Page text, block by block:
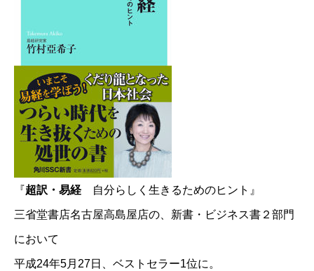
『超訳・易経 自分らしく生きるためのヒント』
三省堂書店名古屋高島屋店の、新書・ビジネス書２部門
において
平成24年5月27日、ベストセラー1位に。